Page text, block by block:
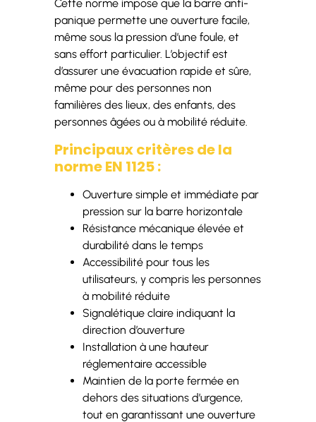
Cette norme impose que la barre anti-
panique permette une ouverture facile,
même sous la pression d’une foule, et
sans effort particulier. L’objectif est
d’assurer une évacuation rapide et sûre,
même pour des personnes non
familières des lieux, des enfants, des
personnes âgées ou à mobilité réduite.
Principaux critères de la
norme EN 1125 :
Ouverture simple et immédiate par
pression sur la barre horizontale
Résistance mécanique élevée et
durabilité dans le temps
Accessibilité pour tous les
utilisateurs, y compris les personnes
à mobilité réduite
Signalétique claire indiquant la
direction d’ouverture
Installation à une hauteur
réglementaire accessible
Maintien de la porte fermée en
dehors des situations d’urgence,
tout en garantissant une ouverture